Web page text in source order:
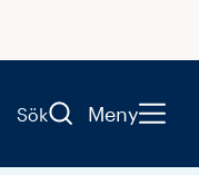
Sök Meny